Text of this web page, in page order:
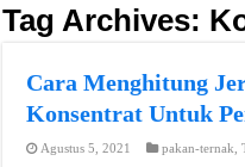
Tag Archives:
Cara Menghitung
Konsentrat Untuk
Agustus 5, 2021 pakan-ternak ,